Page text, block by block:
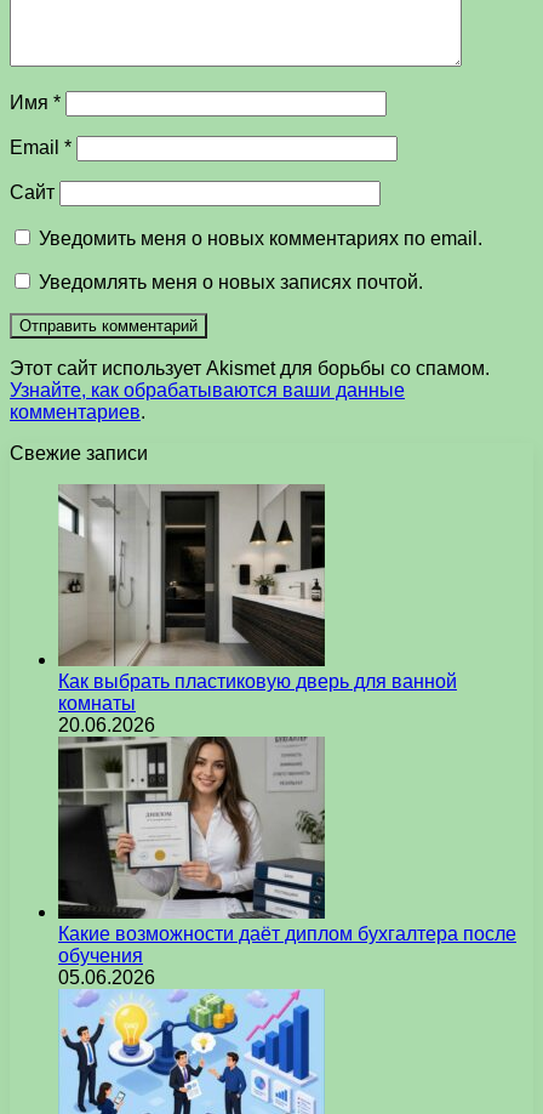
Имя *
Email *
Сайт
Уведомить меня о новых комментариях по email.
Уведомлять меня о новых записях почтой.
Этот сайт использует Akismet для борьбы со спамом.
Узнайте, как обрабатываются ваши данные
комментариев.
Свежие записи
Как выбрать пластиковую дверь для ванной
комнаты
20.06.2026
Какие возможности даёт диплом бухгалтера после
обучения
05.06.2026